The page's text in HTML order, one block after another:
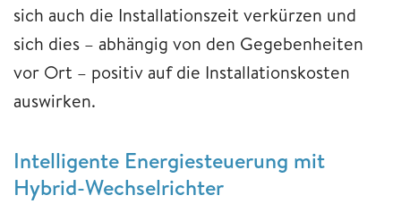
sich auch die Installationszeit verkürzen und
sich dies – abhängig von den Gegebenheiten
vor Ort – positiv auf die Installationskosten
auswirken.
Intelligente Energiesteuerung mit
Hybrid-Wechselrichter